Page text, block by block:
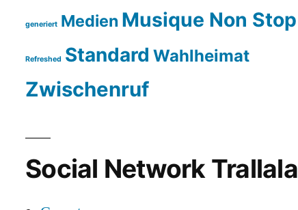
generiert Medien Musique Non Stop
Refreshed Standard Wahlheimat
Zwischenruf
Social Network Trallala